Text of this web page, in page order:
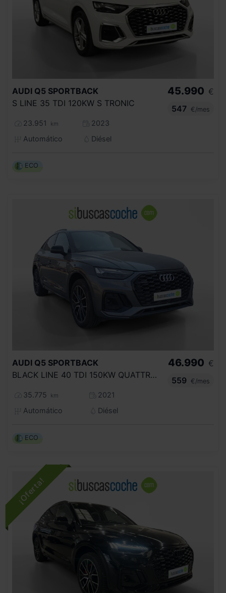
AUDI Q5 SPORTBACK
S LINE 35 TDI 120KW S TRONIC
23.951 km
2023
Automático
Diésel
45.990 €
547
€/mes
ECO
AUDI Q5 SPORTBACK
BLACK LINE 40 TDI 150KW QUATTRO ULTRA
35.775 km
2021
Automático
Diésel
46.990 €
559
€/mes
ECO